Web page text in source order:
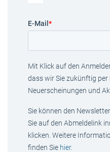
E-Mail *
Mit Klick auf den
dass wir Sie zukünftig per
Neuerscheinungen und
Sie können den
Sie auf den Abmeldelink
klicken. Weitere
finden Sie hier.